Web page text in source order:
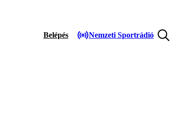
Belépés Nemzeti Sportrádió